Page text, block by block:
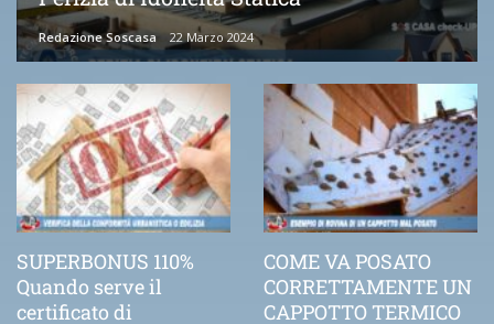
Redazione Soscasa 22 Marzo 2024
SUPERBONUS 110%
Quando serve il
certificato di
COME VA POSATO
CORRETTAMENTE UN
CAPPOTTO TERMICO